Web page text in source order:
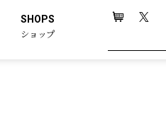
SHOPS
ショップ